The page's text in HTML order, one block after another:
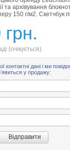
та архівування
150 г/м2. Скетчбук
(очікується)
контактні дані і ми
у продажу: